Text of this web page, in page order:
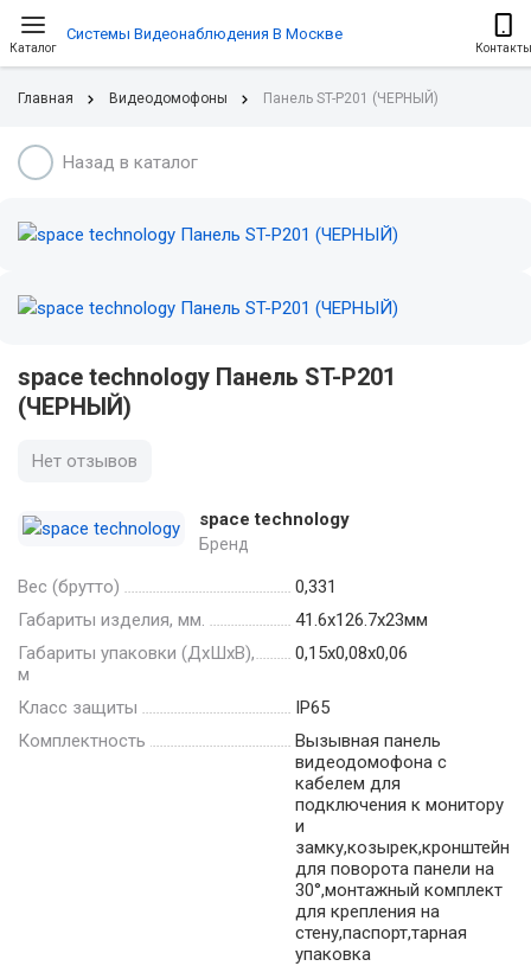
Каталог
Системы Видеонаблюдения В Москве
Контакты
Главная Видеодомофоны Панель ST-P201 (ЧЕРНЫЙ)
Назад в каталог
space technology Панель ST-P201
(ЧЕРНЫЙ)
Нет отзывов
space technology
Бренд
Вес (брутто)
0,331
Габариты изделия, мм.
41.6х126.7х23мм
Габариты упаковки (ДхШхВ),
м
0,15x0,08x0,06
Класс защиты
IР65
Комплектность
Вызывная панель
видеодомофона c
кабелем для
подключения к монитору
и
замку,козырек,кронштейн
для поворота панели на
30°,монтажный комплект
для крепления на
стену,паспорт,тарная
упаковка